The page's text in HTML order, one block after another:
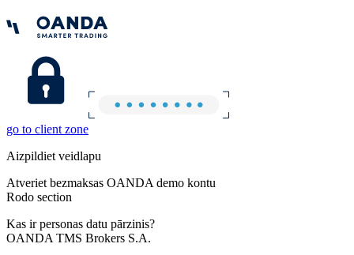
go to client zone
Aizpildiet veidlapu
Atveriet bezmaksas OANDA demo kontu
Rodo section
Kas ir personas datu pārzinis?
OANDA TMS Brokers S.A.